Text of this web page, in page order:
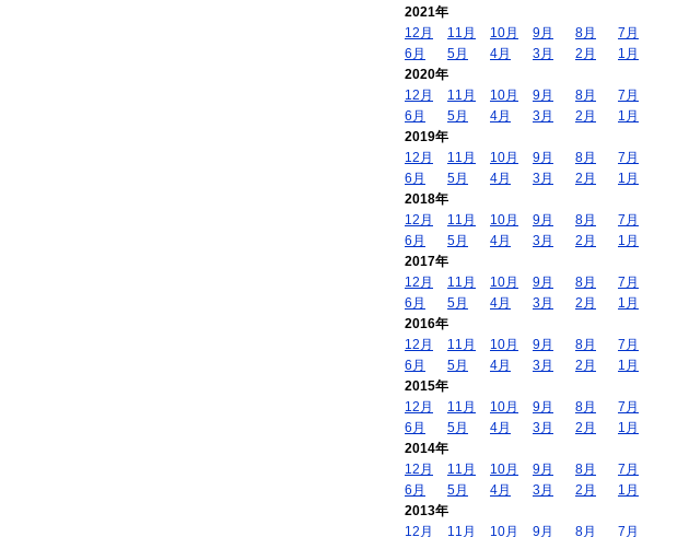
2021年
12月
11月 10月 9月 8月
7月
6月
5月 4月 3月 2月
1月
2020年
12月
11月 10月 9月 8月
7月
6月
5月 4月 3月 2月
1月
2019年
12月
11月 10月 9月 8月
7月
6月
5月 4月 3月 2月
1月
2018年
12月
11月 10月 9月 8月
7月
6月
5月 4月 3月 2月
1月
2017年
12月
11月 10月 9月 8月
7月
6月
5月 4月 3月 2月
1月
2016年
12月
11月 10月 9月 8月
7月
6月
5月 4月 3月 2月
1月
2015年
12月
11月 10月 9月 8月
7月
6月
5月 4月 3月 2月
1月
2014年
12月
11月 10月 9月 8月
7月
6月
5月 4月 3月 2月
1月
2013年
12月
11月 10月 9月 8月 7月